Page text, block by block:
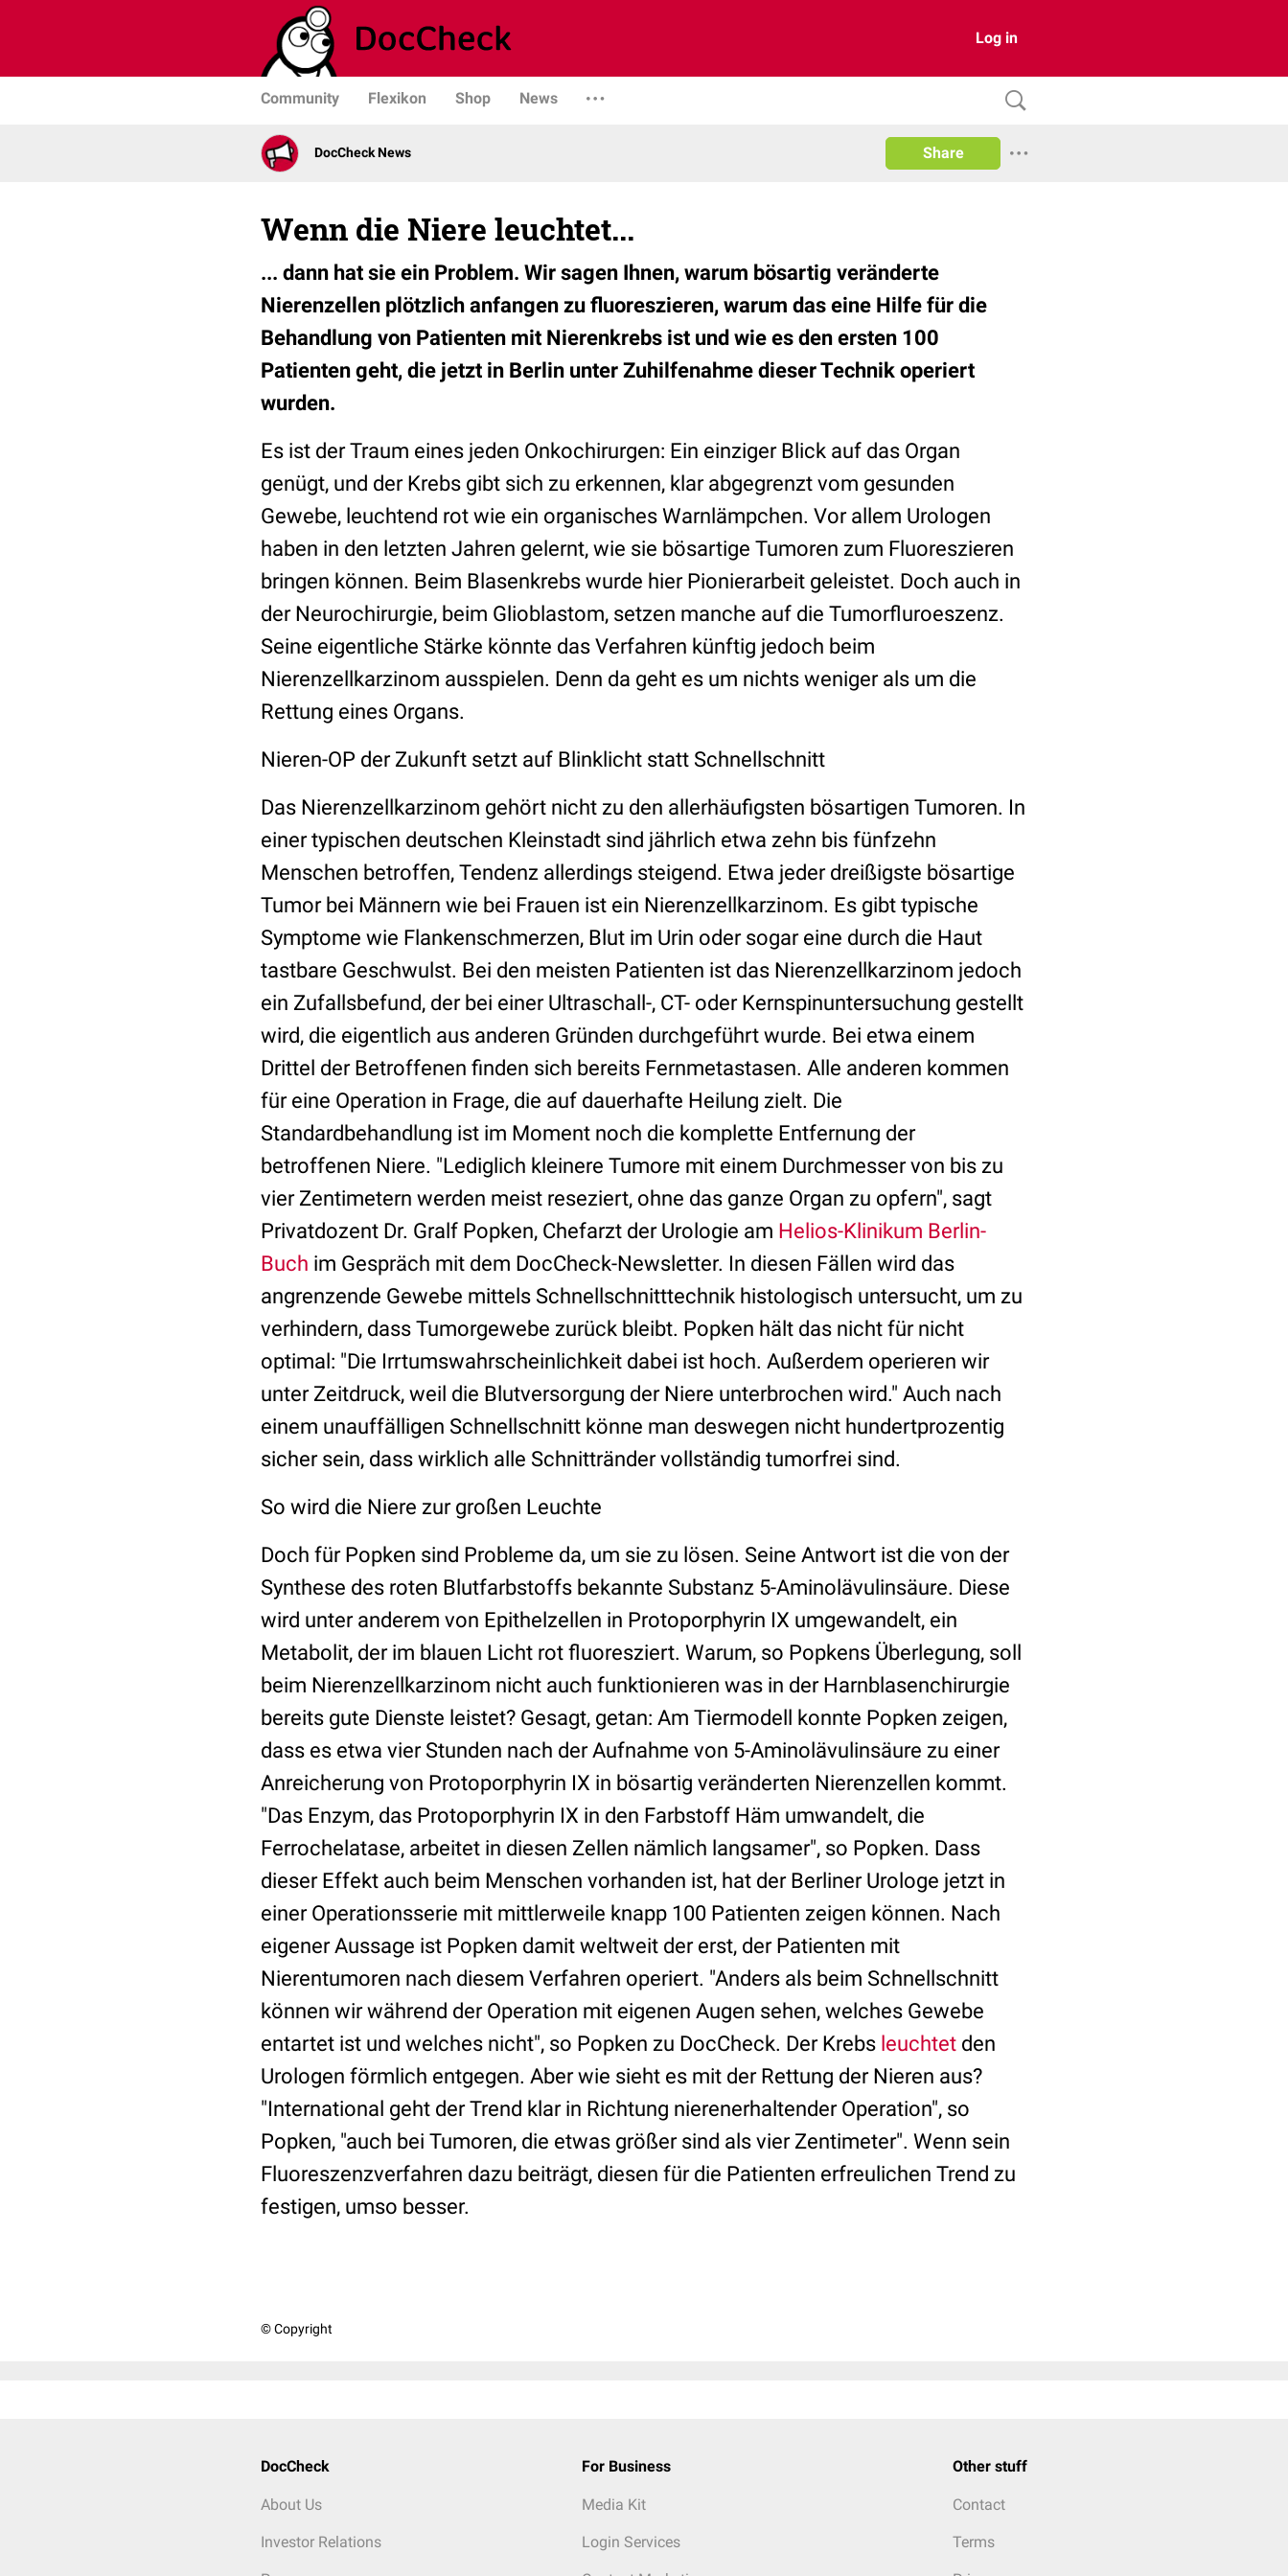
Log in
Community Flexikon Shop News
DocCheck News Share
Wenn die Niere leuchtet...
... dann hat sie ein Problem. Wir sagen Ihnen, warum bösartig veränderte
Nierenzellen plötzlich anfangen zu fluoreszieren, warum das eine Hilfe für die
Behandlung von Patienten mit Nierenkrebs ist und wie es den ersten 100
Patienten geht, die jetzt in Berlin unter Zuhilfenahme dieser Technik operiert
wurden.
Es ist der Traum eines jeden Onkochirurgen: Ein einziger Blick auf das Organ
genügt, und der Krebs gibt sich zu erkennen, klar abgegrenzt vom gesunden
Gewebe, leuchtend rot wie ein organisches Warnlämpchen. Vor allem Urologen
haben in den letzten Jahren gelernt, wie sie bösartige Tumoren zum Fluoreszieren
bringen können. Beim Blasenkrebs wurde hier Pionierarbeit geleistet. Doch auch in
der Neurochirurgie, beim Glioblastom, setzen manche auf die Tumorfluroeszenz.
Seine eigentliche Stärke könnte das Verfahren künftig jedoch beim
Nierenzellkarzinom ausspielen. Denn da geht es um nichts weniger als um die
Rettung eines Organs.
Nieren-OP der Zukunft setzt auf Blinklicht statt Schnellschnitt
Das Nierenzellkarzinom gehört nicht zu den allerhäufigsten bösartigen Tumoren. In
einer typischen deutschen Kleinstadt sind jährlich etwa zehn bis fünfzehn
Menschen betroffen, Tendenz allerdings steigend. Etwa jeder dreißigste bösartige
Tumor bei Männern wie bei Frauen ist ein Nierenzellkarzinom. Es gibt typische
Symptome wie Flankenschmerzen, Blut im Urin oder sogar eine durch die Haut
tastbare Geschwulst. Bei den meisten Patienten ist das Nierenzellkarzinom jedoch
ein Zufallsbefund, der bei einer Ultraschall-, CT- oder Kernspinuntersuchung gestellt
wird, die eigentlich aus anderen Gründen durchgeführt wurde. Bei etwa einem
Drittel der Betroffenen finden sich bereits Fernmetastasen. Alle anderen kommen
für eine Operation in Frage, die auf dauerhafte Heilung zielt. Die
Standardbehandlung ist im Moment noch die komplette Entfernung der
betroffenen Niere. "Lediglich kleinere Tumore mit einem Durchmesser von bis zu
vier Zentimetern werden meist reseziert, ohne das ganze Organ zu opfern", sagt
Privatdozent Dr. Gralf Popken, Chefarzt der Urologie am Helios-Klinikum Berlin-
Buch im Gespräch mit dem DocCheck-Newsletter. In diesen Fällen wird das
angrenzende Gewebe mittels Schnellschnitttechnik histologisch untersucht, um zu
verhindern, dass Tumorgewebe zurück bleibt. Popken hält das nicht für nicht
optimal: "Die Irrtumswahrscheinlichkeit dabei ist hoch. Außerdem operieren wir
unter Zeitdruck, weil die Blutversorgung der Niere unterbrochen wird." Auch nach
einem unauffälligen Schnellschnitt könne man deswegen nicht hundertprozentig
sicher sein, dass wirklich alle Schnittränder vollständig tumorfrei sind.
So wird die Niere zur großen Leuchte
Doch für Popken sind Probleme da, um sie zu lösen. Seine Antwort ist die von der
Synthese des roten Blutfarbstoffs bekannte Substanz 5-Aminolävulinsäure. Diese
wird unter anderem von Epithelzellen in Protoporphyrin IX umgewandelt, ein
Metabolit, der im blauen Licht rot fluoresziert. Warum, so Popkens Überlegung, soll
beim Nierenzellkarzinom nicht auch funktionieren was in der Harnblasenchirurgie
bereits gute Dienste leistet? Gesagt, getan: Am Tiermodell konnte Popken zeigen,
dass es etwa vier Stunden nach der Aufnahme von 5-Aminolävulinsäure zu einer
Anreicherung von Protoporphyrin IX in bösartig veränderten Nierenzellen kommt.
"Das Enzym, das Protoporphyrin IX in den Farbstoff Häm umwandelt, die
Ferrochelatase, arbeitet in diesen Zellen nämlich langsamer", so Popken. Dass
dieser Effekt auch beim Menschen vorhanden ist, hat der Berliner Urologe jetzt in
einer Operationsserie mit mittlerweile knapp 100 Patienten zeigen können. Nach
eigener Aussage ist Popken damit weltweit der erst, der Patienten mit
Nierentumoren nach diesem Verfahren operiert. "Anders als beim Schnellschnitt
können wir während der Operation mit eigenen Augen sehen, welches Gewebe
entartet ist und welches nicht", so Popken zu DocCheck. Der Krebs leuchtet den
Urologen förmlich entgegen. Aber wie sieht es mit der Rettung der Nieren aus?
"International geht der Trend klar in Richtung nierenerhaltender Operation", so
Popken, "auch bei Tumoren, die etwas größer sind als vier Zentimeter". Wenn sein
Fluoreszenzverfahren dazu beiträgt, diesen für die Patienten erfreulichen Trend zu
festigen, umso besser.
© Copyright
DocCheck
About Us
Investor Relations
For Business
Media Kit
Login Services
Other stuff
Contact
Terms